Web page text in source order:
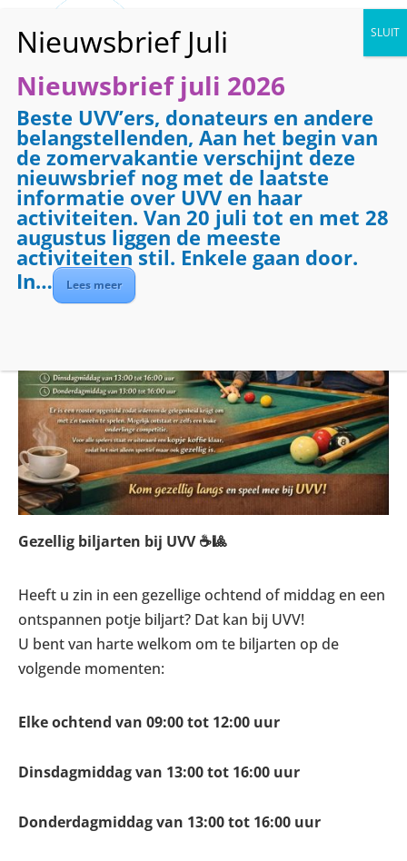
« Alle Evenementen
Evenementenreeks:Biljarten
Biljarten
2 februari 2027 @ 09:00-12:00
Gezellig biljarten bij UVV ☕🎱
Heeft u zin in een gezellige ochtend of middag en een
ontspannen potje biljart? Dat kan bij UVV!
U bent van harte welkom om te biljarten op de
volgende momenten:
Elke ochtend van 09:00 tot 12:00 uur
Dinsdagmiddag van 13:00 tot 16:00 uur
Donderdagmiddag van 13:00 tot 16:00 uur
Nieuwsbrief juli 2026
Beste UVV’ers, donateurs en andere
belangstellenden, Aan het begin van
de zomervakantie verschijnt deze
nieuwsbrief nog met de laatste
informatie over UVV en haar
activiteiten. Van 20 juli tot en met 28
augustus liggen de meeste
activiteiten stil. Enkele gaan door.
In…
Lees meer